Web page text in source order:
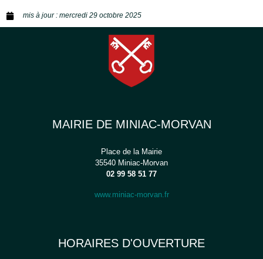
mis à jour : mercredi 29 octobre 2025
MAIRIE DE MINIAC-MORVAN
Place de la Mairie
35540 Miniac-Morvan
02 99 58 51 77
www.miniac-morvan.fr
HORAIRES D'OUVERTURE